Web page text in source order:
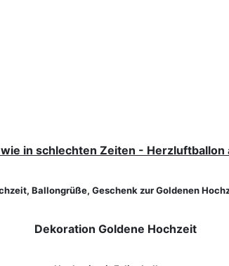
in schlechten Zeiten - Herzluftballon
Ballongrüße, Geschenk zur Goldenen
Dekoration Goldene Hochzeit